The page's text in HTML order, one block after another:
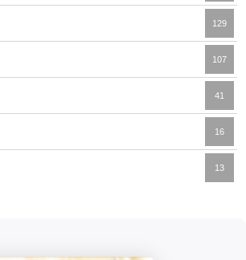
129
107
41
16
13